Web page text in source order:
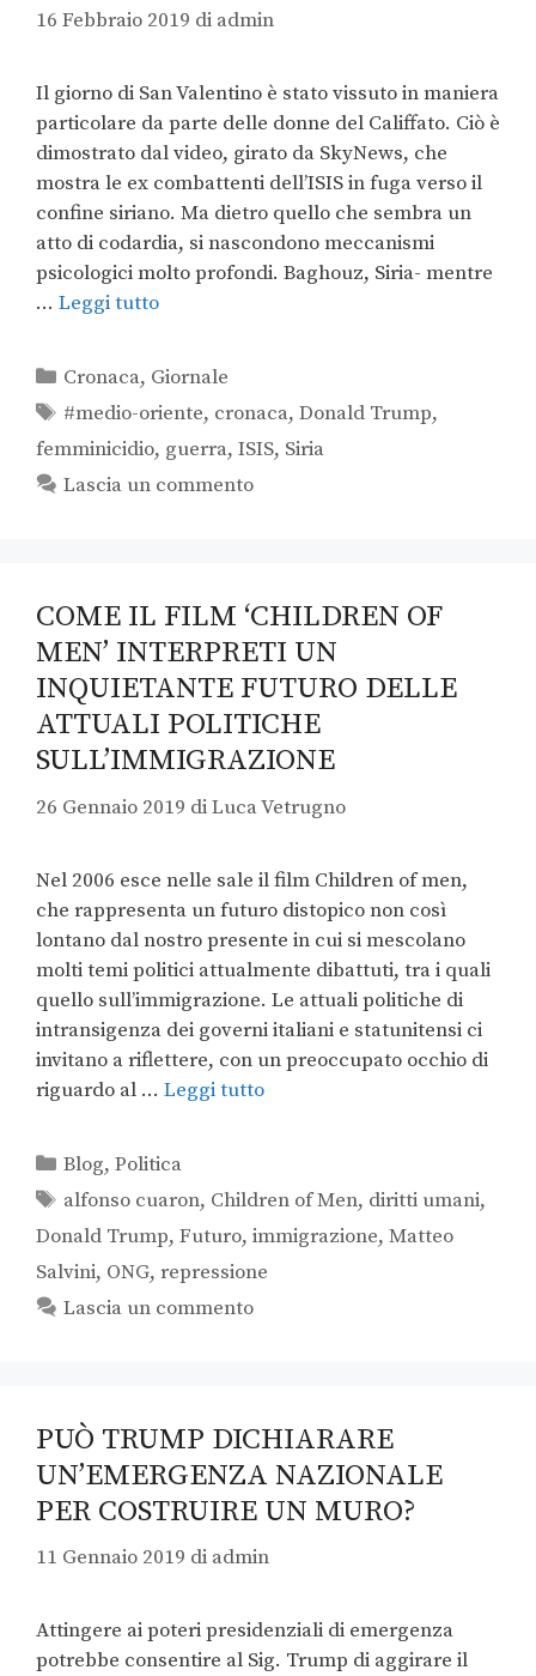
16 Febbraio 2019 di admin
Il giorno di San Valentino è stato vissuto in maniera
particolare da parte delle donne del Califfato. Ciò è
dimostrato dal video, girato da SkyNews, che
mostra le ex combattenti dell’ISIS in fuga verso il
confine siriano. Ma dietro quello che sembra un
atto di codardia, si nascondono meccanismi
psicologici molto profondi. Baghouz, Siria- mentre
… Leggi tutto
Cronaca, Giornale
#medio-oriente, cronaca,Donald Trump,
femminicidio, guerra, ISIS, Siria
Lascia un commento
COME IL FILM ‘CHILDREN OF
MEN’ INTERPRETI UN
INQUIETANTE FUTURO DELLE
ATTUALI POLITICHE
SULL’IMMIGRAZIONE
26 Gennaio 2019 diLuca Vetrugno
Nel 2006 esce nelle sale il film Children of men,
che rappresenta un futuro distopico non così
lontano dal nostro presente in cui si mescolano
molti temi politici attualmente dibattuti, tra i quali
quello sull’immigrazione. Le attuali politiche di
intransigenza dei governi italiani e statunitensi ci
invitano a riflettere, con un preoccupato occhio di
riguardo al … Leggi tutto
Blog,Politica
alfonso cuaron, Children of Men, diritti umani,
Donald Trump, Futuro, immigrazione, Matteo
Salvini, ONG, repressione
Lascia un commento
PUÒ TRUMP DICHIARARE
UN’EMERGENZA NAZIONALE
PER COSTRUIRE UN MURO?
11 Gennaio 2019 di admin
Attingere ai poteri presidenziali di emergenza
potrebbe consentire al Sig. Trump di aggirare il